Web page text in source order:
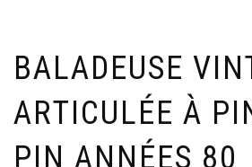
BALADEUSE
ARTICULÉE À
PIN ANNÉES 80